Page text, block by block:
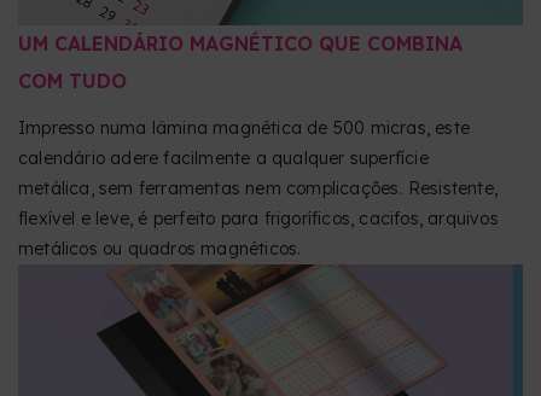
UM CALENDÁRIO MAGNÉTICO QUE COMBINA
COM TUDO
Impresso numa lâmina magnética de 500 micras, este
calendário adere facilmente a qualquer superfície
metálica, sem ferramentas nem complicações. Resistente,
flexível e leve, é perfeito para frigoríficos, cacifos, arquivos
metálicos ou quadros magnéticos.